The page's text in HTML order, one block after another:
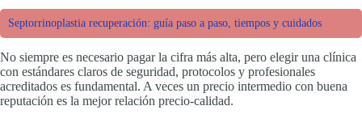
Septorrinoplastia recuperación: guía paso a paso, tiempos y cuidados
No siempre es necesario pagar la cifra más alta, pero elegir una clínica
con estándares claros de seguridad, protocolos y profesionales
acreditados es fundamental. A veces un precio intermedio con buena
reputación es la mejor relación precio-calidad.